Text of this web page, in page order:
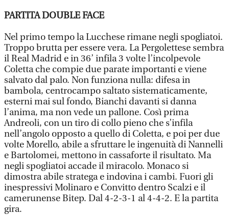
PARTITA DOUBLE FACE
Nel primo tempo la Lucchese rimane negli spogliatoi.
Troppo brutta per essere vera. La Pergolettese sembra
il Real Madrid e in 36’ infila 3 volte l’incolpevole
Coletta che compie due parate importanti e viene
salvato dal palo. Non funziona nulla: difesa in
bambola, centrocampo saltato sistematicamente,
esterni mai sul fondo, Bianchi davanti si danna
l’anima, ma non vede un pallone. Così prima
Andreoli, con un tiro di collo pieno che s’infila
nell’angolo opposto a quello di Coletta, e poi per due
volte Morello, abile a sfruttare le ingenuità di Nannelli
e Bartolomei, mettono in cassaforte il risultato. Ma
negli spogliatoi accade il miracolo. Monaco si
dimostra abile stratega e indovina i cambi. Fuori gli
inespressivi Molinaro e Convitto dentro Scalzi e il
camerunense Bitep. Dal 4-2-3-1 al 4-4-2. E la partita
gira.